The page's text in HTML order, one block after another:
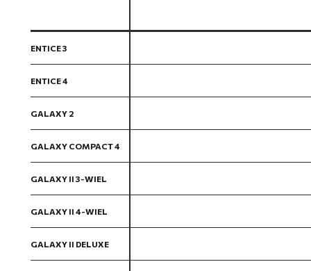
ENTICE 3
ENTICE 4
GALAXY 2
GALAXY COMPACT 4
GALAXY II 3-WIEL
GALAXY II 4-WIEL
GALAXY II DELUXE